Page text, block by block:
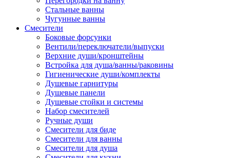
Стальные ванны
Чугунные ванны
Смесители
Боковые форсунки
Вентили/переключатели/выпуски
Верхние души/кронштейны
Встройка для душа/ванны/раковины
Гигиенические души/комплекты
Душевые гарнитуры
Душевые панели
Душевые стойки и системы
Набор смесителей
Ручные души
Смесители для биде
Смесители для ванны
Смесители для душа